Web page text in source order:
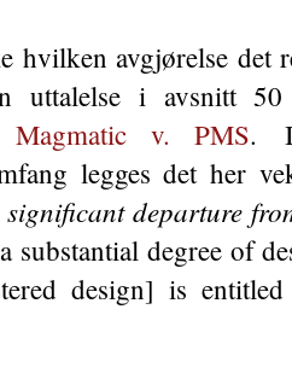
hvilken avgjørelse det
uttalelse i avsnitt
iMagmatic v. PMS.
legges det her
significant departure
substantial degree of
design] is